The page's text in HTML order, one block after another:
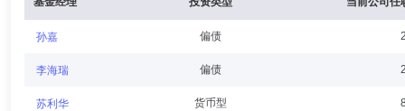
罗寅 董事,副董事长,副总经理 任职日期：
罗寅先生：副董事长，副总经理，博士。曾于2014年05月至2016年03
孙嘉 偏债
李海瑞 偏债
苏利华 货币型